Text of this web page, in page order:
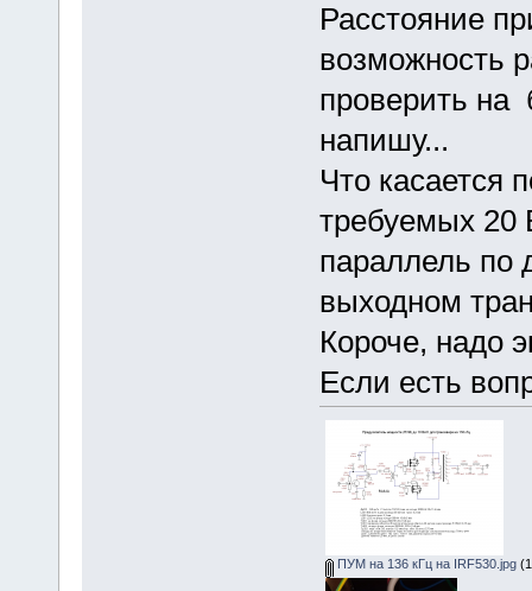
Расстояние
возможность
проверить на
напишу...
Что касается
требуемых 20
параллель по
выходном
Короче, надо
Если есть
ПУМ на 136 кГц на IRF530.jpg